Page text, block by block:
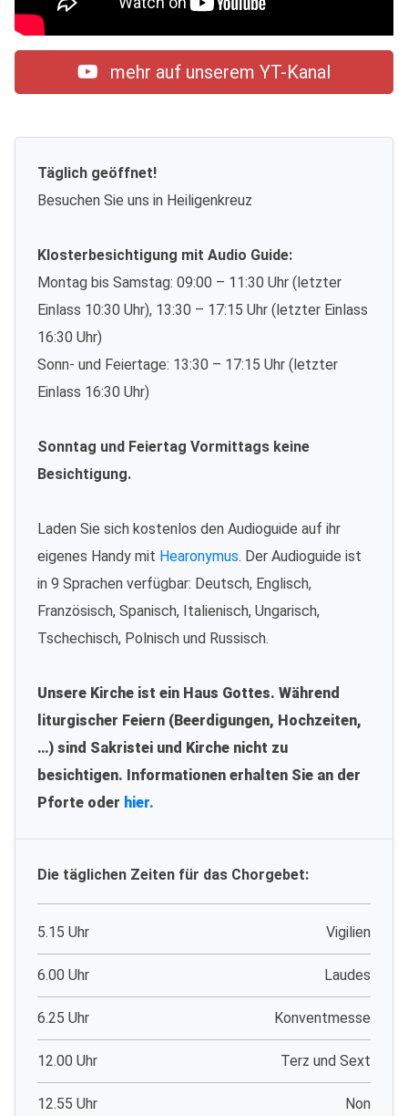
mehr auf unserem YT-Kanal
Täglich geöffnet!
Besuchen Sie uns in Heiligenkreuz
Klosterbesichtigung mit Audio Guide:
Montag bis Samstag: 09:00 – 11:30 Uhr (letzter
Einlass 10:30 Uhr), 13:30 – 17:15 Uhr (letzter Einlass
16:30 Uhr)
Sonn- und Feiertage: 13:30 – 17:15 Uhr (letzter
Einlass 16:30 Uhr)
Sonntag und Feiertag Vormittags keine
Besichtigung.
Laden Sie sich kostenlos den Audioguide auf ihr
eigenes Handy mit Hearonymus. Der Audioguide ist
in 9 Sprachen verfügbar: Deutsch, Englisch,
Französisch, Spanisch, Italienisch, Ungarisch,
Tschechisch, Polnisch und Russisch.
Unsere Kirche ist ein Haus Gottes. Während
liturgischer Feiern (Beerdigungen, Hochzeiten,
…) sind Sakristei und Kirche nicht zu
besichtigen. Informationen erhalten Sie an der
Pforte oder hier.
Die täglichen Zeiten für das Chorgebet:
5.15 Uhr Vigilien
6.00 Uhr Laudes
6.25 Uhr Konventmesse
12.00 Uhr Terz und Sext
12.55 Uhr Non